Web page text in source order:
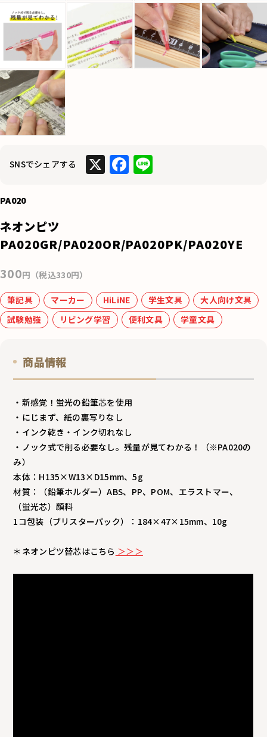
SNSでシェアする X F
b
k
Li
PA020
ネオンピツ
PA020GR/PA020OR/PA020PK/PA020YE
300円（税込330円）
筆記具 マーカー HiLiNE 学生文具
大人向け文具
試験勉強
リビング学習 便利文具 学童文具
商品情報
・新感覚！蛍光の鉛筆芯を使用
・にじまず、紙の裏写りなし
・インク乾き・インク切れなし
・ノック式で削る必要なし。残量が見てわかる！（※PA020の
み）
本体：H135×W13×D15mm、5g
材質：（鉛筆ホルダー）ABS、PP、POM、エラストマー、
（蛍光芯）顔料
1コ包装（ブリスターパック）：184×47×15mm、10g
＊ネオンピツ替芯はこちら ＞＞＞